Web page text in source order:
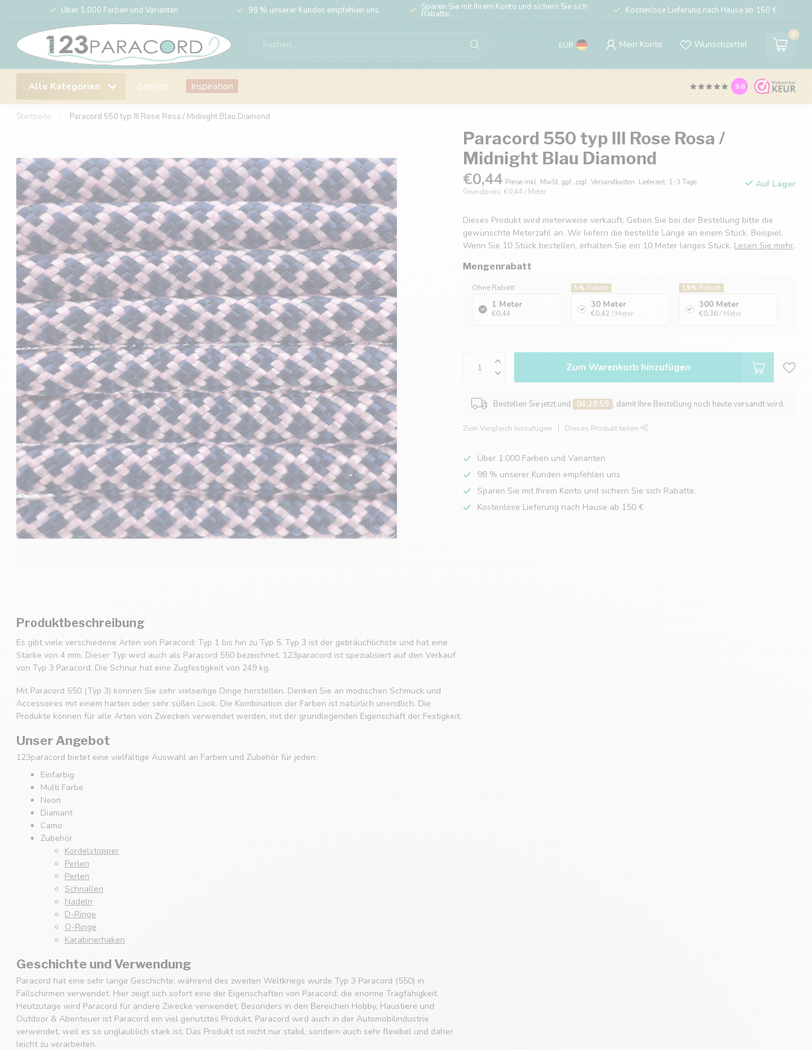
Über 1.000 Farben und Varianten 98 % unserer Kunden empfehlen uns Sparen Sie mit Ihrem Konto und sichern Sie sich
Rabatte. Kostenlose Lieferung nach Hause ab 150 €
EUR Mein Konto Wunschzettel
0
Alle Kategorien Service Inspiration 9.6
Startseite Paracord 550 typ III Rose Rosa / Midnight Blau Diamond
Paracord 550 typ III Rose Rosa /
Midnight Blau Diamond
€0,44 Preise inkl. MwSt. ggf. zzgl. Versandkosten. Lieferzeit: 1-3 Tage
Grundpreis: €0,44 / Meter
Auf Lager
Dieses Produkt wird meterweise verkauft. Geben Sie bei der Bestellung bitte die
gewünschte Meterzahl an. Wir liefern die bestellte Länge an einem Stück. Beispiel:
Wenn Sie 10 Stück bestellen, erhalten Sie ein 10 Meter langes Stück. Lesen Sie mehr.
Mengenrabatt
Ohne Rabatt
1 Meter
€0,44
5% Rabatt
30 Meter
€0,42 / Meter
19% Rabatt
300 Meter
€0,36 / Meter
Zum Warenkorb hinzufügen
Bestellen Sie jetzt und 04:28:58 , damit Ihre Bestellung noch heute versandt wird.
Zum Vergleich hinzufügen Dieses Produkt teilen
Über 1.000 Farben und Varianten
98 % unserer Kunden empfehlen uns
Sparen Sie mit Ihrem Konto und sichern Sie sich Rabatte.
Kostenlose Lieferung nach Hause ab 150 €
Produktbeschreibung
Es gibt viele verschiedene Arten von Paracord: Typ 1 bis hin zu Typ 5. Typ 3 ist der gebräuchlichste und hat eine
Stärke von 4 mm. Dieser Typ wird auch als Paracord 550 bezeichnet. 123paracord ist spezialisiert auf den Verkauf
von Typ 3 Paracord. Die Schnur hat eine Zugfestigkeit von 249 kg.
Mit Paracord 550 (Typ 3) können Sie sehr vielseitige Dinge herstellen. Denken Sie an modischen Schmuck und
Accessoires mit einem harten oder sehr süßen Look. Die Kombination der Farben ist natürlich unendlich. Die
Produkte können für alle Arten von Zwecken verwendet werden, mit der grundlegenden Eigenschaft der Festigkeit.
Unser Angebot
123paracord bietet eine vielfältige Auswahl an Farben und Zubehör für jeden:
Einfarbig
Multi Farbe
Neon
Diamant
Camo
Zubehör
Kordelstopper
Perlen
Perlen
Schnallen
Nadeln
D-Ringe
O-Ringe
Karabinerhaken
Geschichte und Verwendung
Paracord hat eine sehr lange Geschichte; während des zweiten Weltkriegs wurde Typ 3 Paracord (550) in
Fallschirmen verwendet. Hier zeigt sich sofort eine der Eigenschaften von Paracord; die enorme Tragfähigkeit.
Heutzutage wird Paracord für andere Zwecke verwendet. Besonders in den Bereichen Hobby, Haustiere und
Outdoor & Abenteuer ist Paracord ein viel genutztes Produkt. Paracord wird auch in der Automobilindustrie
verwendet, weil es so unglaublich stark ist. Das Produkt ist nicht nur stabil, sondern auch sehr flexibel und daher
leicht zu verarbeiten.